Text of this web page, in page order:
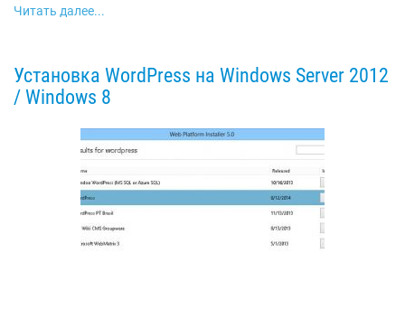
Читать далее...
Установка WordPress на Windows Server 2012
/ Windows 8